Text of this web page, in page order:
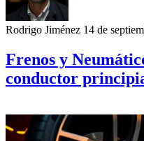
Rodrigo Jiménez 14 de
Frenos y
conductor